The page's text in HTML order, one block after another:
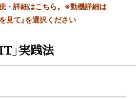
・詳細はこちら。 ※動機詳細は
て」を選択ください
」実践法